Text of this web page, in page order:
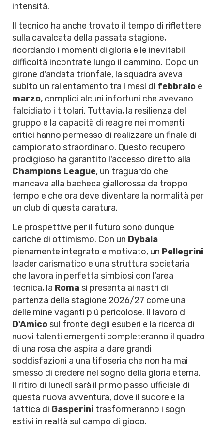
intensità.
Il tecnico ha anche trovato il tempo di riflettere
sulla cavalcata della passata stagione,
ricordando i momenti di gloria e le inevitabili
difficoltà incontrate lungo il cammino. Dopo un
girone d'andata trionfale, la squadra aveva
subito un rallentamento tra i mesi di febbraio e
marzo, complici alcuni infortuni che avevano
falcidiato i titolari. Tuttavia, la resilienza del
gruppo e la capacità di reagire nei momenti
critici hanno permesso di realizzare un finale di
campionato straordinario. Questo recupero
prodigioso ha garantito l'accesso diretto alla
Champions League, un traguardo che
mancava alla bacheca giallorossa da troppo
tempo e che ora deve diventare la normalità per
un club di questa caratura.
Le prospettive per il futuro sono dunque
cariche di ottimismo. Con un Dybala
pienamente integrato e motivato, un Pellegrini
leader carismatico e una struttura societaria
che lavora in perfetta simbiosi con l'area
tecnica, la Roma si presenta ai nastri di
partenza della stagione 2026/27 come una
delle mine vaganti più pericolose. Il lavoro di
D'Amico sul fronte degli esuberi e la ricerca di
nuovi talenti emergenti completeranno il quadro
di una rosa che aspira a dare grandi
soddisfazioni a una tifoseria che non ha mai
smesso di credere nel sogno della gloria eterna.
Il ritiro di lunedì sarà il primo passo ufficiale di
questa nuova avventura, dove il sudore e la
tattica di Gasperini trasformeranno i sogni
estivi in realtà sul campo di gioco.